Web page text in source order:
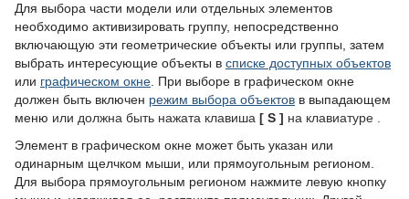
Для выбора части модели или отдельных элементов
необходимо активизировать группу, непосредственно
включающую эти геометрические объекты или группы, затем
выбрать интересующие объекты в списке доступных объектов
или графическом окне . При выборе в графическом окне
должен быть включен режим выбора объектов в выпадающем
меню или должна быть нажата клавиша [ S ] на клавиатуре
Элемент в графическом окне может быть указан или
одинарным щелчком мыши, или прямоугольным регионом.
Для выбора прямоугольным регионом нажмите левую кнопку